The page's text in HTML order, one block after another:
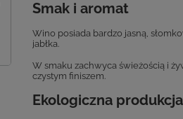
Smak i aromat
Wino posiada bardzo jasną,
jabłka.
W smaku zachwyca świeżością i
czystym finiszem.
Ekologiczna produkcja